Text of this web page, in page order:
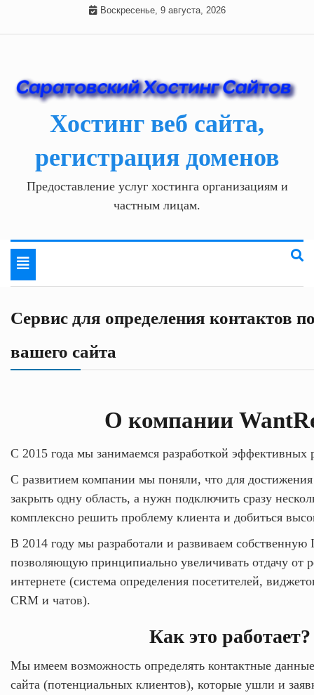
Воскресенье, 9 августа, 2026
Хостинг веб сайта,
регистрация доменов
Предоставление услуг хостинга организациям и
частным лицам.
Toggle
navigation
Сервис для определения контактов
вашего сайта
О компании
C 2015 года мы занимаемся разработкой
С развитием компании мы поняли, что для достижения
закрыть одну область, а нужн подключить сразу
комплексно решить проблему клиента и добиться
В 2014 году мы разработали и развиваем собственную
позволяющую принципиально увеличивать отдачу от
интернете (система определения посетителей,
CRM и чатов).
Как это работает?
Мы имеем возможность определять контактные
сайта (потенциальных клиентов), которые ушли и